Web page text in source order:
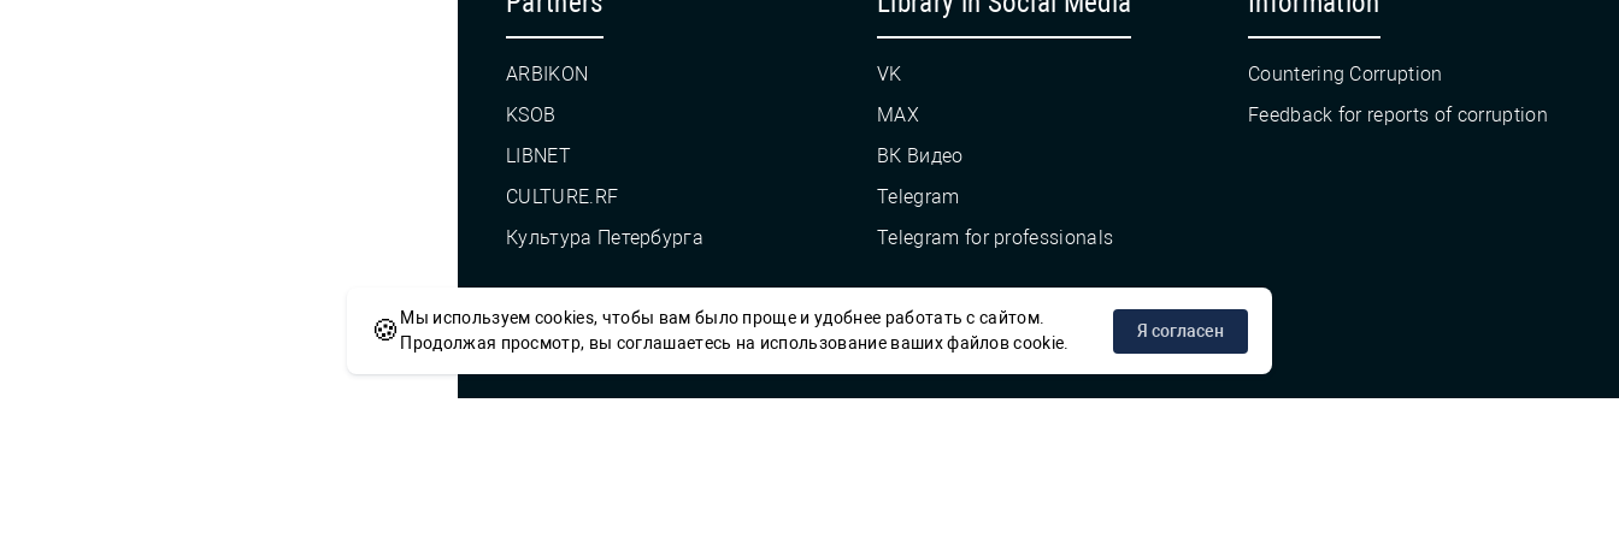
ARBIKON
KSOB
LIBNET
CULTURE.RF
Культура Петербурга
VK
MAX
ВК Видео
Telegram
Telegram for professionals
Countering Corruption
Feedback for reports of corruption
© СПб ГБУК ГСЦБС, 2012-2026 гг.
🍪 Мы используем cookies, чтобы вам было проще и удобнее работать с сайтом.
Продолжая просмотр, вы соглашаетесь на использование ваших файлов cookie.
Я согласен